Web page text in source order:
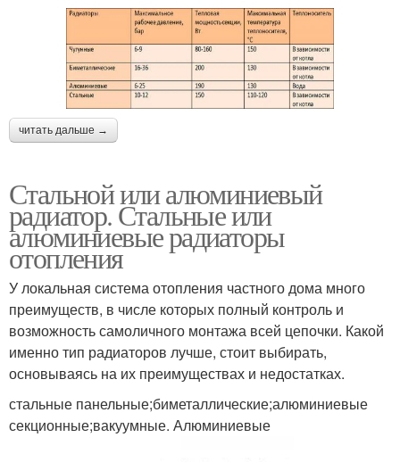
читать дальше →
Стальной или алюминиевый
радиатор. Стальные или
алюминиевые радиаторы
отопления
У локальная система отопления частного дома много
преимуществ, в числе которых полный контроль и
возможность самоличного монтажа всей цепочки. Какой
именно тип радиаторов лучше, стоит выбирать,
основываясь на их преимуществах и недостатках.
стальные панельные;биметаллические;алюминиевые
секционные;вакуумные. Алюминиевые